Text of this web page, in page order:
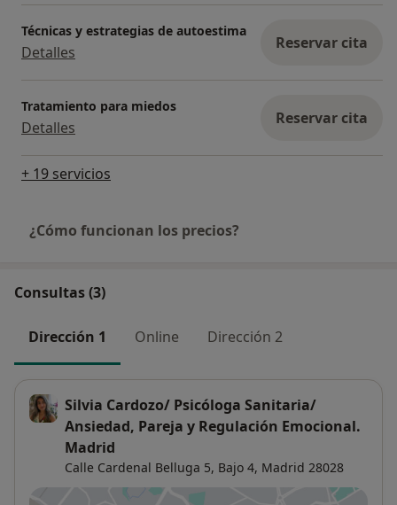
Técnicas y estrategias de autoestima
Detalles Reservar cita
Tratamiento para miedos
Detalles Reservar cita
+ 19 servicios
¿Cómo funcionan los precios?
Consultas (3)
Dirección 1 Online Dirección 2
Silvia Cardozo/ Psicóloga Sanitaria/
Ansiedad, Pareja y Regulación Emocional.
Madrid
Calle Cardenal Belluga 5, Bajo 4, Madrid 28028